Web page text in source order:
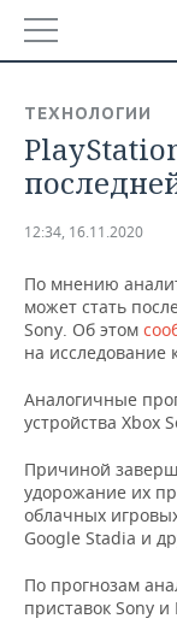
ТАТАРСТАН
НОВОСТИ
АНАЛИТИКА
ДЕКЛАРАЦИИ
КОРОЛИ
ВУЗЫ
КОМУ
ТОРГОВЫЕ
ТАТАРСТАНА
НОВОСТИ
ФИНАНСЫ
БАНКИ
БЮДЖЕТ
ИНВЕСТИЦИИ
НОВОСТИ
АГРОПРОМ
НЕФТЕХИМИЯ
НЕФТЬ
НОВОСТИ
АВТО
НОВОСТИ АВТО
БИЗНЕС
НОВОСТИ
РОЗНИЧНАЯ
ТЕХНОЛОГИИ
НОВОСТИ
МЕРОПРИЯТИЯ
ТЕХНОЛОГИИ
12:34, 16.11.2020
По мнению
может стать
Sony. Об этом
на исследование
Аналогичные
устройства Xbox
Причиной
удорожание их
облачных
Google Stadia и
По прогнозам
приставок Sony